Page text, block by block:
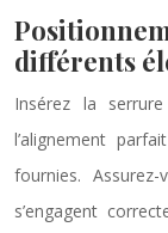
différents
Insérez la
l’alignement
fournies.
s’engagent